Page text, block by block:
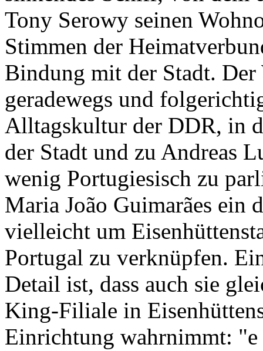
Tony Serowy seinen
Stimmen der
Bindung mit der Stadt.
geradewegs und
Alltagskultur der DDR, in
der Stadt und zu Andreas
wenig Portugiesisch zu
Maria João Guimarães ein
vielleicht um
Portugal zu verknüpfen.
Detail ist, dass auch sie
King-Filiale in
Einrichtung wahrnimmt: "e